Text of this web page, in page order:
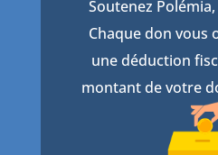
Soutenez
Chaque don vous
une déduction
montant de votre